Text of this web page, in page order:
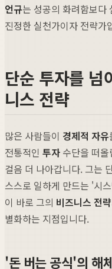
언규는 성공의 화려함보다
진정한 실천가이자 전략가
단순 투자를 넘
니스 전략
많은 사람들이 경제적 자유
전통적인 투자 수단을 떠
걸음 더 나아갑니다. 그는
스스로 일하게 만드는 '시
이 바로 그의 비즈니스 전략
별화하는 지점입니다.
'돈 버는 공식'의 해